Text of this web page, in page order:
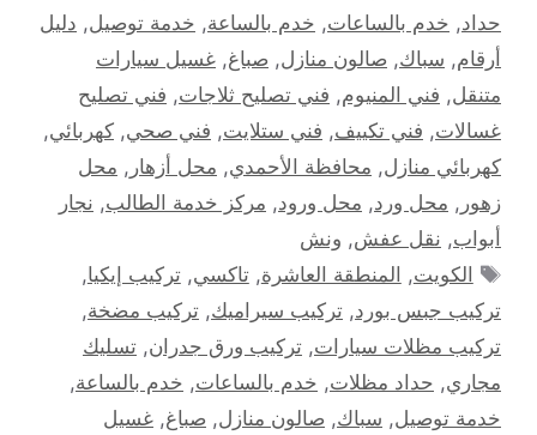
حداد, خدم بالساعات, خدم بالساعة, خدمة توصيل, دليل
أرقام, سباك, صالون منازل, صباغ, غسيل سيارات
متنقل, فني المنيوم, فني تصليح ثلاجات, فني تصليح
غسالات, فني تكييف, فني ستلايت, فني صحي, كهربائي,
كهربائي منازل, محافظة الأحمدي, محل أزهار , محل
زهور , محل ورد, محل ورود, مركز خدمة الطالب, نجار
أبواب, نقل عفش, ونش
الوسوم
الكويت, المنطقة العاشرة,تاكسي,تركيب إيكيا,
تركيب جبس بورد, تركيب سيراميك, تركيب مضخة,
تركيب مظلات سيارات, تركيب ورق جدران, تسليك
مجاري, حداد مظلات, خدم بالساعات, خدم بالساعة,
خدمة توصيل, سباك, صالون منازل, صباغ, غسيل